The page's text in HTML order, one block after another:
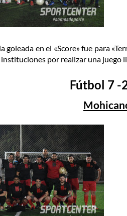
goleada en el «Score» fue para
instituciones por realizar una juego
Fútbol 7 -